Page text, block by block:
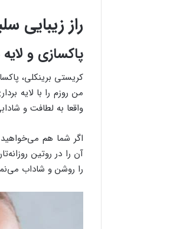
راز زیبایی
پاکسازی و
کریستی برینکلی،
واقعا به لطافت و
اگر شما هم می‌خواهید
آن را در روتین
را روشن و شاداب